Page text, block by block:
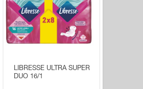
LIBRESSE ULTRA SUPER
DUO 16/1